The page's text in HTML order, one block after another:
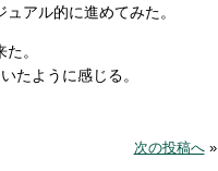
アル的に進めてみた。
。
たように感じる。
次の投稿へ»